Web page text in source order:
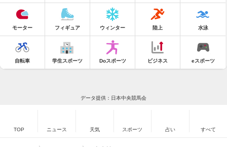
モーター フィギュア ウィンター 陸上 水泳
自転車 学生スポーツ Doスポーツ ビジネス eスポーツ
データ提供：日本中央競馬会
TOP ニュース 天気 スポーツ 占い すべて